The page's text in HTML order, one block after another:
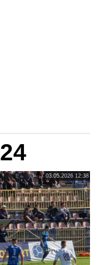
03.05.2026 12:38